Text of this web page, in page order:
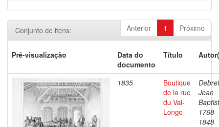
Anterior 1 Próximo
Conjunto de itens:
Pré-visualização
Data do
documento
Título
1835
Boutique
de la rue
du Val-
Longo
Jean
1768-
1848